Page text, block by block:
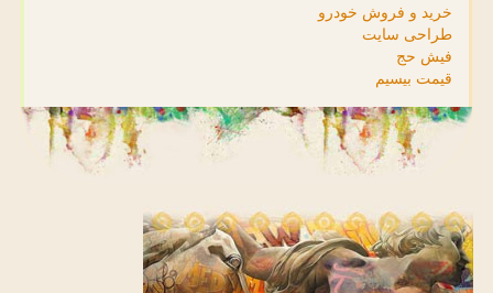
خرید و فروش خودرو
طراحی سایت
فیش حج
قیمت بیسیم